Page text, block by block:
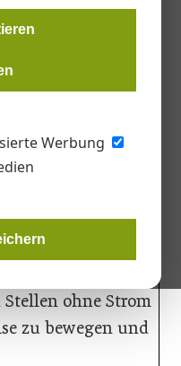
Werbung
an Hebezeugen weiter
benötigt keinen
variable
ohne Strom
zu bewegen und